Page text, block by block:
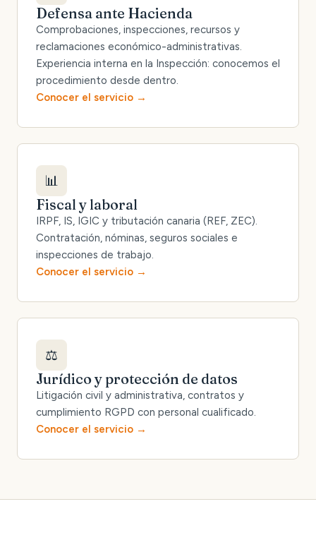
Defensa ante Hacienda
Comprobaciones, inspecciones, recursos y
reclamaciones económico-administrativas.
Experiencia interna en la Inspección: conocemos el
procedimiento desde dentro.
Conocer el servicio
📊
Fiscal y laboral
IRPF, IS, IGIC y tributación canaria (REF, ZEC).
Contratación, nóminas, seguros sociales e
inspecciones de trabajo.
Conocer el servicio
⚖️
Jurídico y protección de datos
Litigación civil y administrativa, contratos y
cumplimiento RGPD con personal cualificado.
Conocer el servicio